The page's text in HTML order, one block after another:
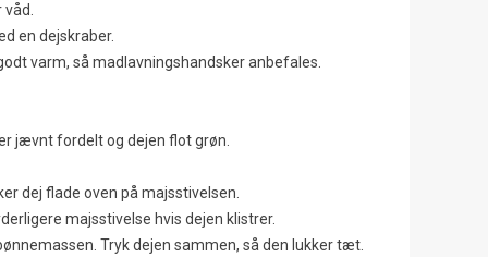
våd.
en dejskraber.
varm, så madlavningshandsker anbefales.
jævnt fordelt og dejen flot grøn.
dej flade oven på majsstivelsen.
majsstivelse hvis dejen klistrer.
Tryk dejen sammen, så den lukker tæt.